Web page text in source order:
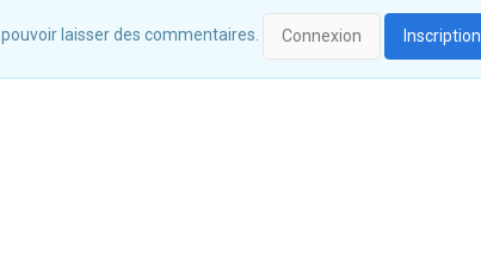
laisser des commentaires. Connexion Inscription